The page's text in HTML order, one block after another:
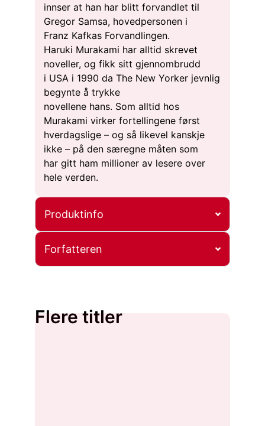
innser at han har blitt forvandlet til
Gregor Samsa, hovedpersonen i
Franz Kafkas Forvandlingen.
Haruki Murakami har alltid skrevet
noveller, og fikk sitt gjennombrudd
i USA i 1990 da The New Yorker jevnlig
begynte å trykke
novellene hans. Som alltid hos
Murakami virker fortellingene først
hverdagslige – og så likevel kanskje
ikke – på den særegne måten som
har gitt ham millioner av lesere over
hele verden.
Produktinfo
Forfatteren
Flere titler